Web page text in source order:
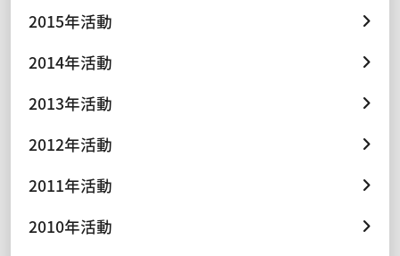
2015年活動
2014年活動
2013年活動
2012年活動
2011年活動
2010年活動